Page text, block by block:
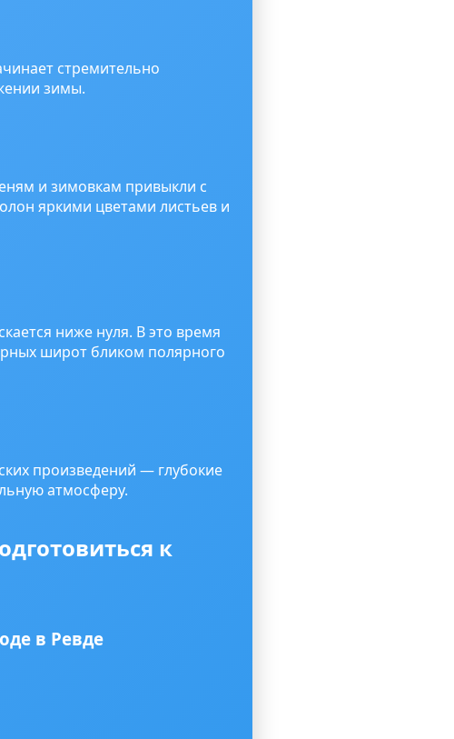
стремительно
зимы.
и зимовкам привыкли с
яркими цветами листьев и
ниже нуля. В это время
широт бликом полярного
произведений — глубокие
атмосферу.
к
в Ревде